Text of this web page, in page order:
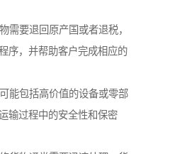
需要退回原产国或者退税，
序，并帮助客户完成相应的
能包括高价值的设备或零部
输过程中的安全性和保密